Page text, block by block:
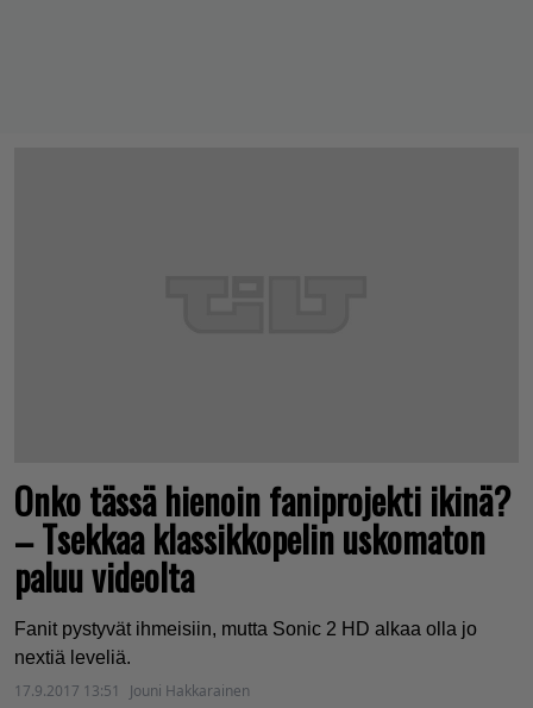
Onko tässä hienoin faniprojekti ikinä?
– Tsekkaa klassikkopelin uskomaton
paluu videolta
Fanit pystyvät ihmeisiin, mutta Sonic 2 HD alkaa olla jo
nextiä leveliä.
17.9.2017 13:51
Jouni Hakkarainen